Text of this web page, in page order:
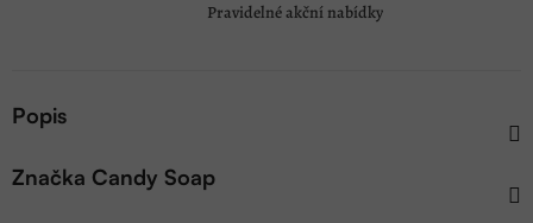
Pravidelné akční nabídky
Popis
Značka Candy Soap